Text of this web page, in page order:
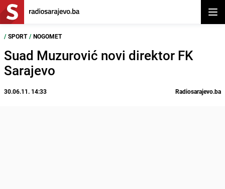
/ SPORT / NOGOMET
Suad Muzurović novi direktor FK
Sarajevo
30.06.11. 14:33 Radiosarajevo.ba